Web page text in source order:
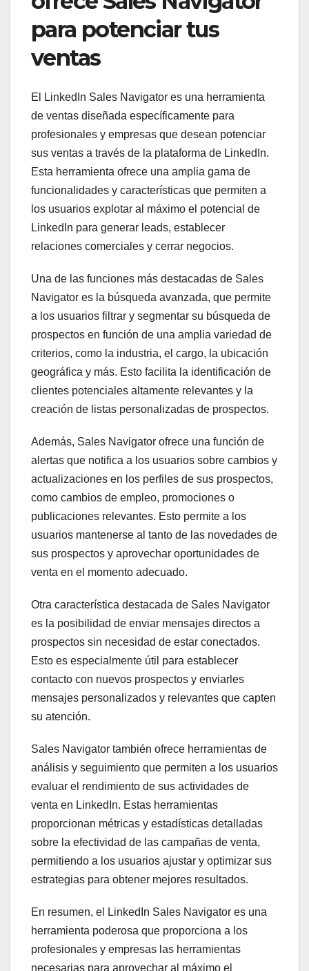
para potenciar tus
ventas
El LinkedIn Sales Navigator es una herramienta
de ventas diseñada específicamente para
profesionales y empresas que desean potenciar
sus ventas a través de la plataforma de LinkedIn.
Esta herramienta ofrece una amplia gama de
funcionalidades y características que permiten a
los usuarios explotar al máximo el potencial de
LinkedIn para generar leads, establecer
relaciones comerciales y cerrar negocios.
Una de las funciones más destacadas de Sales
Navigator es la búsqueda avanzada, que permite
a los usuarios filtrar y segmentar su búsqueda de
prospectos en función de una amplia variedad de
criterios, como la industria, el cargo, la ubicación
geográfica y más. Esto facilita la identificación de
clientes potenciales altamente relevantes y la
creación de listas personalizadas de prospectos.
Además, Sales Navigator ofrece una función de
alertas que notifica a los usuarios sobre cambios y
actualizaciones en los perfiles de sus prospectos,
como cambios de empleo, promociones o
publicaciones relevantes. Esto permite a los
usuarios mantenerse al tanto de las novedades de
sus prospectos y aprovechar oportunidades de
venta en el momento adecuado.
Otra característica destacada de Sales Navigator
es la posibilidad de enviar mensajes directos a
prospectos sin necesidad de estar conectados.
Esto es especialmente útil para establecer
contacto con nuevos prospectos y enviarles
mensajes personalizados y relevantes que capten
su atención.
Sales Navigator también ofrece herramientas de
análisis y seguimiento que permiten a los usuarios
evaluar el rendimiento de sus actividades de
venta en LinkedIn. Estas herramientas
proporcionan métricas y estadísticas detalladas
sobre la efectividad de las campañas de venta,
permitiendo a los usuarios ajustar y optimizar sus
estrategias para obtener mejores resultados.
En resumen, el LinkedIn Sales Navigator es una
herramienta poderosa que proporciona a los
profesionales y empresas las herramientas
necesarias para aprovechar al máximo el